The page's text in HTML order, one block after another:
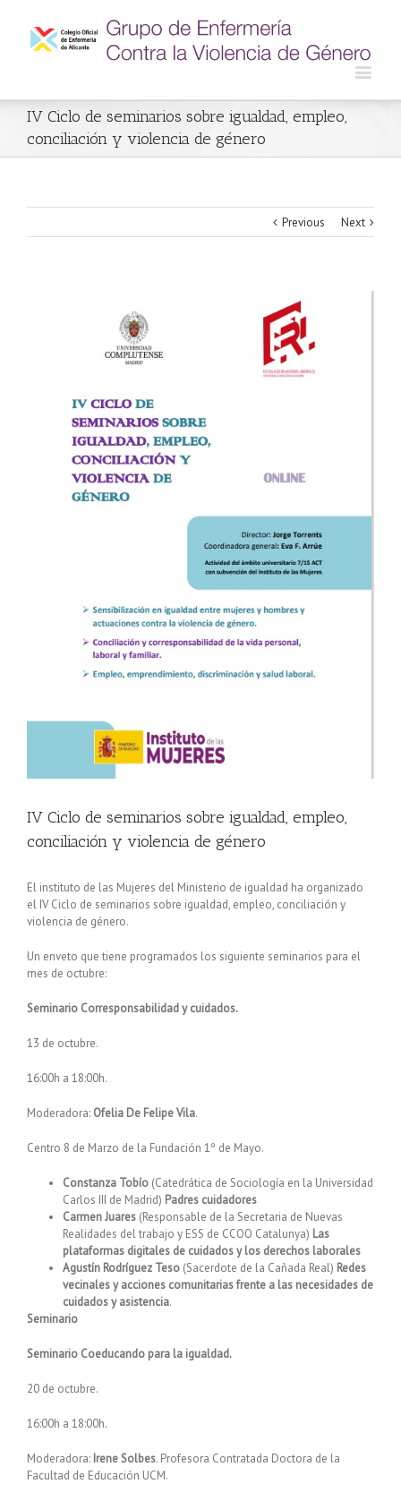
IV Ciclo de seminarios sobre igualdad, empleo,
conciliación y violencia de género
Previous Next
IV Ciclo de seminarios sobre igualdad, empleo,
conciliación y violencia de género
El instituto de las Mujeres del Ministerio de igualdad ha organizado
el IV Ciclo de seminarios sobre igualdad, empleo, conciliación y
violencia de género.
Un enveto que tiene programados los siguiente seminarios para el
mes de octubre:
Seminario Corresponsabilidad y cuidados.
13 de octubre.
16:00h a 18:00h.
Moderadora: Ofelia De Felipe Vila.
Centro 8 de Marzo de la Fundación 1º de Mayo.
Constanza Tobío (Catedrática de Sociología en la Universidad
Carlos III de Madrid) Padres cuidadores
Carmen Juares (Responsable de la Secretaria de Nuevas
Realidades del trabajo y ESS de CCOO Catalunya) Las
plataformas digitales de cuidados y los derechos laborales
Agustín Rodríguez Teso (Sacerdote de la Cañada Real) Redes
vecinales y acciones comunitarias frente a las necesidades de
cuidados y asistencia.
Seminario
Seminario Coeducando para la igualdad.
20 de octubre.
16:00h a 18:00h.
Moderadora: Irene Solbes. Profesora Contratada Doctora de la
Facultad de Educación UCM.